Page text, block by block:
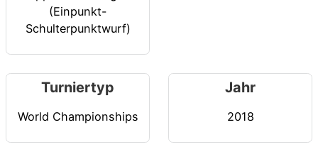
(Einpunkt-
Schulterpunktwurf)
Turniertyp
World Championships
Jahr
2018